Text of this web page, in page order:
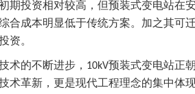
期投资相对较高，但预装式变电站在
合成本明显低于传统方案。加之其可
资。
术的不断进步， 10kV预装式变电站正
术革新，更是现代工程理念的集中体